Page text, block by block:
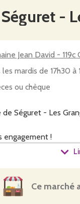
-
Jean David -
les mardis de 17h30 à
ou chèque
Séguret - Les
engagement !
tout prêt le mardi
Ce marché